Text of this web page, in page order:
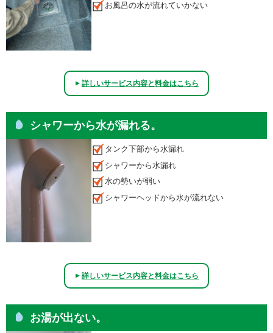
お風呂の水が流れていかない
▲詳しいサービス内容と料金はこちら
シャワーから水が漏れる。
タンク下部から水漏れ
シャワーから水漏れ
水の勢いが弱い
シャワーヘッドから水が流れない
▲詳しいサービス内容と料金はこちら
お湯が出ない。